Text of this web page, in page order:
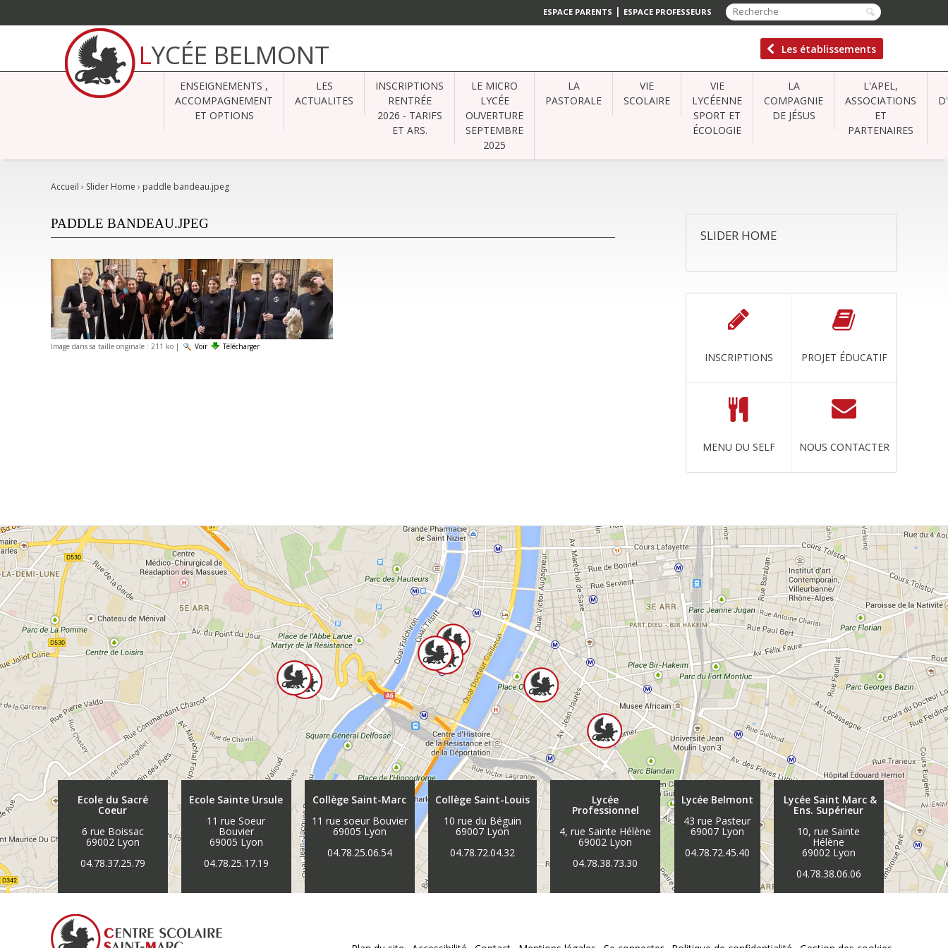
ESPACE PARENTS | ESPACE PROFESSEURS
contenu.
Aller
LYCÉE BELMONT Les établissements
ENSEIGNEMENTS ,
ACCOMPAGNEMENT
ET OPTIONS
LES
ACTUALITES
INSCRIPTIONS
RENTRÉE
2026 - TARIFS
ET ARS.
LE MICRO
LYCÉE
OUVERTURE
SEPTEMBRE
2025
LA
PASTORALE
VIE
SCOLAIRE
VIE
LYCÉENNE
SPORT ET
ÉCOLOGIE
LA
COMPAGNIE
DE JÉSUS
L'APEL,
ASSOCIATIONS
ET
PARTENAIRES
Accueil › Slider Home › paddle bandeau.jpeg
NAVIGATION
SLIDER HOME
INSCRIPTIONS PROJET ÉDUCATIF
MENU DU SELF NOUS CONTACTER
PADDLE BANDEAU.JPEG
Image dans sa taille originale : 211 ko | Voir Télécharger
Ecole du Sacré
Coeur
6 rue Boissac
69002 Lyon
04.78.37.25.79
Ecole Sainte Ursule
11 rue Soeur
Bouvier
69005 Lyon
04.78.25.17.19
Collège Saint-Marc
11 rue soeur Bouvier
69005 Lyon
04.78.25.06.54
Collège Saint-Louis
10 rue du Béguin
69007 Lyon
04.78.72.04.32
Lycée
Professionnel
4, rue Sainte Hélène
69002 Lyon
04.78.38.73.30
Lycée Belmont
43 rue Pasteur
69007 Lyon
04.78.72.45.40
Lycée Saint Marc &
Ens. Supérieur
10, rue Sainte
Hélène
69002 Lyon
04.78.38.06.06